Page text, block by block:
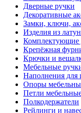
Дверные ручки
Декоративные
Замки, ключи,
Изделия из
Комплектующие
Крепёжная
Крючки и
Мебельные
Наполнения для
Опоры
Петли
Полкодержатели
Рейлинги и